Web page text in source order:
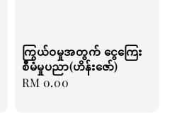
ကြွယ်ဝမှုအတွက် ငွေကြေး
စီမံမှုပညာ(ဟိန်းဇော်)
Regular
RM 0.00